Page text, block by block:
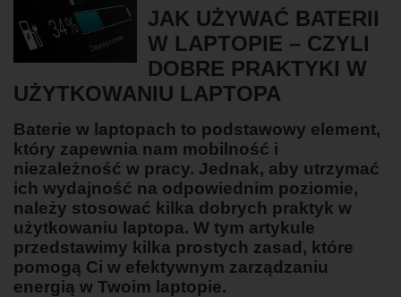
JAK UŻYWAĆ BATERII
W LAPTOPIE – CZYLI
DOBRE PRAKTYKI W
UŻYTKOWANIU LAPTOPA
Baterie w laptopach to podstawowy element,
który zapewnia nam mobilność i
niezależność w pracy. Jednak, aby utrzymać
ich wydajność na odpowiednim poziomie,
należy stosować kilka dobrych praktyk w
użytkowaniu laptopa. W tym artykule
przedstawimy kilka prostych zasad, które
pomogą Ci w efektywnym zarządzaniu
energią w Twoim laptopie.